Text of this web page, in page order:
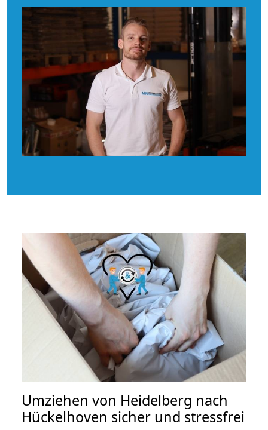
Umziehen von Heidelberg nach
Hückelhoven sicher und stressfrei